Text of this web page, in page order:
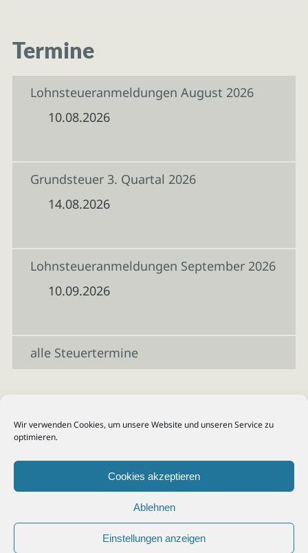
Wir verwenden Cookies, um unsere Website und unseren Service zu
optimieren.
Cookies akzeptieren
Ablehnen
Einstellungen anzeigen
Termine
Lohnsteueranmeldungen August 2026
10.08.2026
Grundsteuer 3. Quartal 2026
14.08.2026
Lohnsteueranmeldungen September 2026
10.09.2026
alle Steuertermine